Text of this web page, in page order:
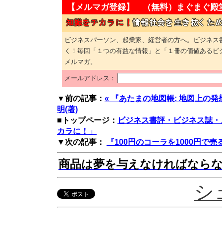
【メルマガ登録】 （無料） まぐまぐ殿
ビジネスパーソン、起業家、経営者の方へ。ビジネ
く！毎回「１つの有益な情報」と「１冊の価値ある
メルマガ。
メールアドレス：
▼前の記事： « 『あたまの地図帳: 地図上の
明(著)
■トップページ： ビジネス書評・ビジネス誌
カラに！」
▼次の記事：
『100円のコーラを1000円で
商品は夢を与えなければなら
シ